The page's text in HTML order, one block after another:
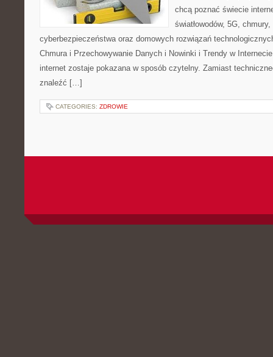
chcą poznać świecie
światłowodów, 5G,
cyberbezpieczeństwa oraz domowych rozwiązań
Chmura i Przechowywanie Danych i Nowinki i Trendy w
internet zostaje pokazana w sposób czytelny. Zamiast
znaleźć […]
CATEGORIES: ZDROWIE